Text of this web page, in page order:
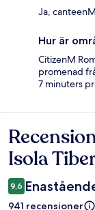
Ja,
Hur är
CitizenM
promenad
7 minuters
Isola
9,6
941 recensioner